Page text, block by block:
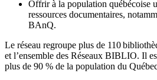
Offrir à la population québécoise
ressources documentaires,
BAnQ.
Le réseau regroupe plus de 110bibliothè
et l’ensemble des Réseaux BIBLIO. Il
plus de 90 % de la population du Qué